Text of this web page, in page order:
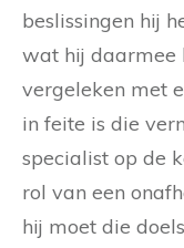
beslissingen hij
wat hij daarmee
vergeleken met
in feite is die
specialist op de
rol van een
hij moet die